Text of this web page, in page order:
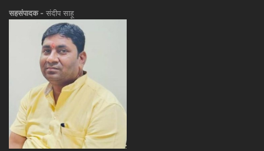
सहसंपादक - संदीप साहू